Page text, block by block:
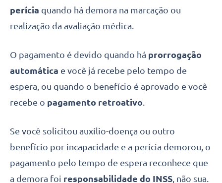
perícia quando há demora na marcação ou
realização da avaliação médica.
O pagamento é devido quando há prorrogação
automática e você já recebe pelo tempo de
espera, ou quando o benefício é aprovado e você
recebe o pagamento retroativo.
Se você solicitou auxílio-doença ou outro
benefício por incapacidade e a perícia demorou, o
pagamento pelo tempo de espera reconhece que
a demora foi responsabilidade do INSS, não sua.